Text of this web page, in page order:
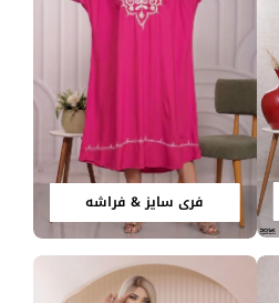
فري سايز & فراشه